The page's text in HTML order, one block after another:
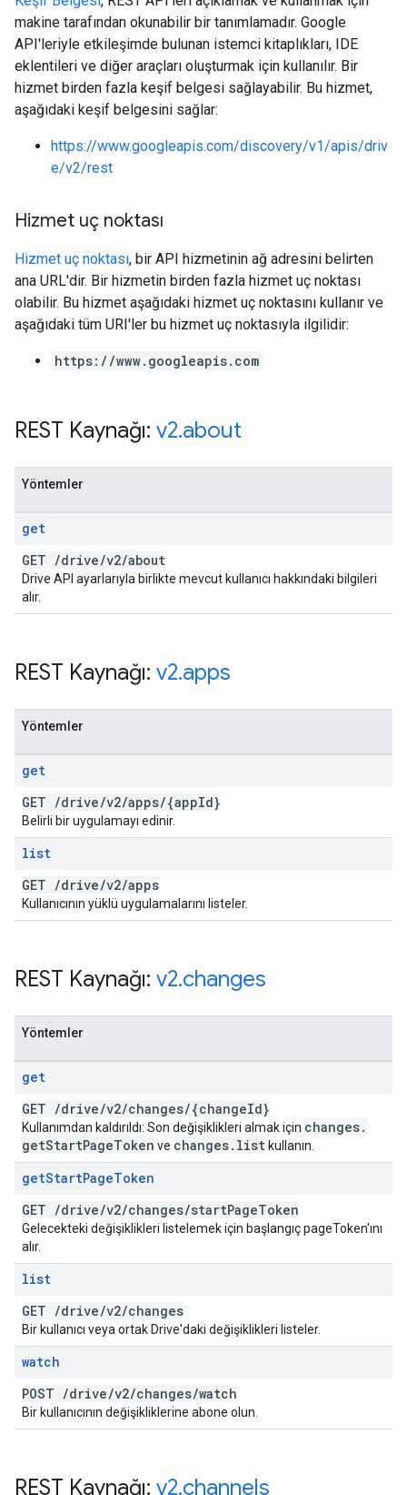
makine tarafından okunabilir bir tanımlamadır. Google
API'leriyle etkileşimde bulunan istemci kitaplıkları, IDE
eklentileri ve diğer araçları oluşturmak için kullanılır. Bir
hizmet birden fazla keşif belgesi sağlayabilir. Bu hizmet,
aşağıdaki keşif belgesini sağlar:
https://www.googleapis.com/discovery/v1/apis/driv
e/v2/rest
Hizmet uç noktası
Hizmet uç noktası, bir API hizmetinin ağ adresini belirten
ana URL'dir. Bir hizmetin birden fazla hizmet uç noktası
olabilir. Bu hizmet aşağıdaki hizmet uç noktasını kullanır ve
aşağıdaki tüm URI'ler bu hizmet uç noktasıyla ilgilidir:
https://www.googleapis.com
REST Kaynağı: v2.about
Yöntemler
get
GET /drive/v2/about
Drive API ayarlarıyla birlikte mevcut kullanıcı hakkındaki bilgileri
alır.
REST Kaynağı: v2.apps
Yöntemler
get
GET /drive/v2/apps/{appId}
Belirli bir uygulamayı edinir.
list
GET /drive/v2/apps
Kullanıcının yüklü uygulamalarını listeler.
REST Kaynağı: v2.changes
Yöntemler
get
GET /drive/v2/changes/{changeId}
Kullanımdan kaldırıldı: Son değişiklikleri almak için changes.
getStartPageToken ve changes. list kullanın.
getStartPageToken
GET /drive/v2/changes/startPageToken
Gelecekteki değişiklikleri listelemek için başlangıç pageToken'ını
alır.
list
GET /drive/v2/changes
Bir kullanıcı veya ortak Drive'daki değişiklikleri listeler.
watch
POST /drive/v2/changes/watch
Bir kullanıcının değişikliklerine abone olun.
REST Kaynağı: v2.channels